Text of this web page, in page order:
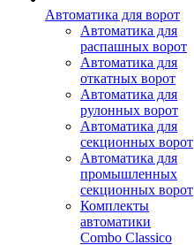
Автоматика для ворот
Автоматика для
распашных ворот
Автоматика для
откатных ворот
Автоматика для
рулонных ворот
Автоматика для
секционных ворот
Автоматика для
промышленных
секционных ворот
Комплекты
автоматики
Combo Classico